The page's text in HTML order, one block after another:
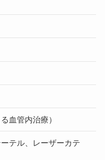
血管内治療）
テル、レーザーカテ